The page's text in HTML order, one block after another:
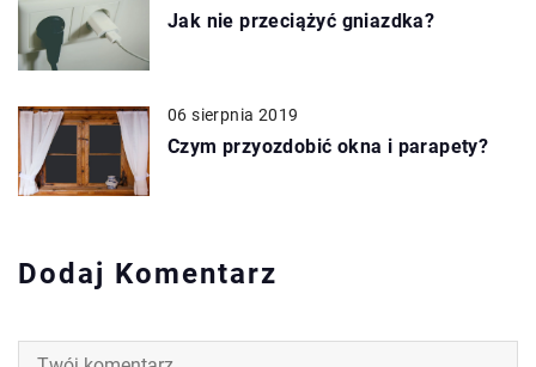
Jak nie przeciążyć gniazdka?
06 sierpnia 2019
Czym przyozdobić okna i parapety?
Dodaj Komentarz